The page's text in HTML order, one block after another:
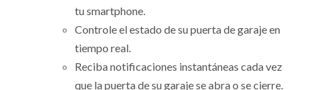
tu smartphone.
Controle el estado de su puerta de garaje en
tiempo real.
Reciba notificaciones instantáneas cada vez
que la puerta de su garaje se abra o se cierre.